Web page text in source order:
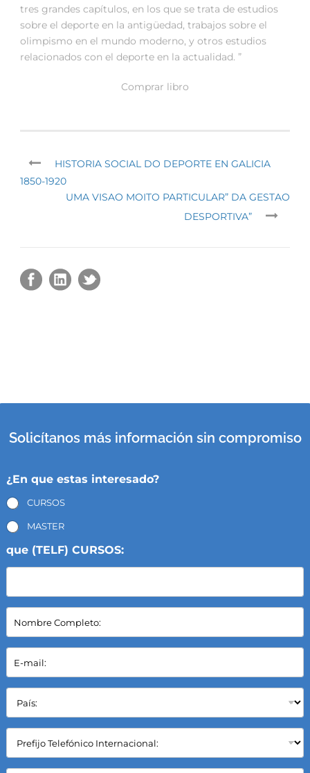
tres grandes capítulos, en los que se trata de estudios
sobre el deporte en la antigüedad, trabajos sobre el
olimpismo en el mundo moderno, y otros estudios
relacionados con el deporte en la actualidad. ”
Comprar libro
HISTORIA SOCIAL DO DEPORTE EN GALICIA
1850-1920
UMA VISAO MOITO PARTICULAR” DA GESTAO
DESPORTIVA”
Solicítanos más información sin compromiso
¿En que estas interesado?
CURSOS
MASTER
que (TELF) CURSOS:
N
m
b
e
C
m
p
e
E
m
a
l
*
P
í
s
*
C
m